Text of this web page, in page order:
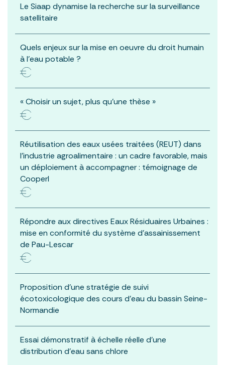
Le Siaap dynamise la recherche sur la surveillance
satellitaire
Quels enjeux sur la mise en oeuvre du droit humain
à l’eau potable ?
« Choisir un sujet, plus qu’une thèse »
Réutilisation des eaux usées traitées (REUT) dans
l’industrie agroalimentaire : un cadre favorable, mais
un déploiement à accompagner : témoignage de
Cooperl
Répondre aux directives Eaux Résiduaires Urbaines :
mise en conformité du système d’assainissement
de Pau-Lescar
Proposition d’une stratégie de suivi
écotoxicologique des cours d’eau du bassin Seine-
Normandie
Essai démonstratif à échelle réelle d’une
distribution d’eau sans chlore